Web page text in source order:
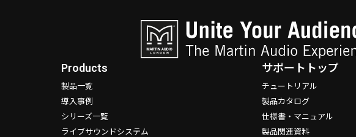
Products
製品一覧
導入事例
シリーズ一覧
ライブサウンドシステム
サポートトップ
チュートリアル
製品カタログ
仕様書・マニュアル
製品関連資料